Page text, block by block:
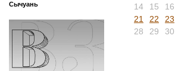
Сычуань
14
15 16
21
22 23
28
29 30